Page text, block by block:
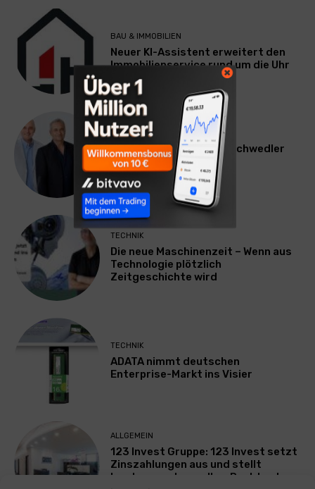
BAU & IMMOBILIEN
Neuer KI-Assistent erweitert den
Immobilienservice rund um die Uhr
WERBUNG & MARKETING
Willi Arsan & Christoph Schwedler
werden münchen.tv-
Geschäftsführer
TECHNIK
Die neue Maschinenzeit – Wenn aus
Technologie plötzlich
Zeitgeschichte wird
TECHNIK
ADATA nimmt deutschen
Enterprise-Markt ins Visier
ALLGEMEIN
123 Invest Gruppe: 123 Invest setzt
Zinszahlungen aus und stellt
Insolvenzantrag – Ihre Rechte als